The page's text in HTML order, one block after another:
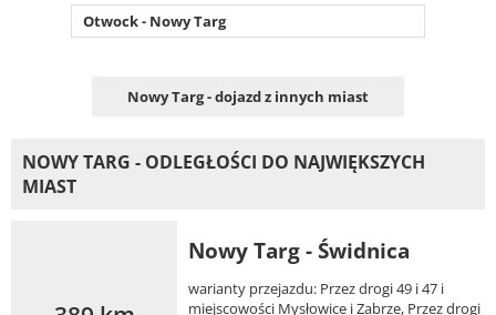
Otwock - Nowy Targ
Nowy Targ - dojazd z innych miast
NOWY TARG - ODLEGŁOŚCI DO NAJWIĘKSZYCH
MIAST
Nowy Targ - Świdnica
warianty przejazdu: Przez drogi 49 i 47 i
miejscowości Mysłowice i Zabrze, Przez drogi